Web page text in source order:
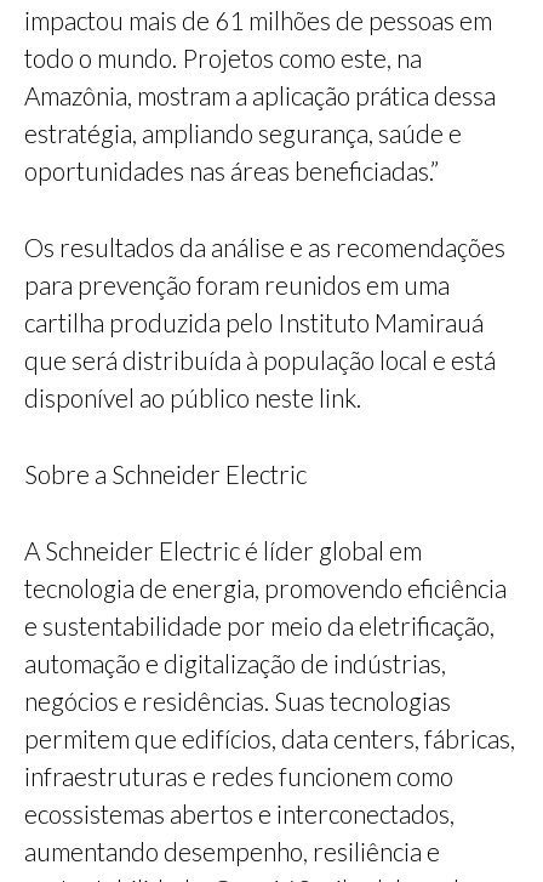
impactou mais de 61 milhões de pessoas em
todo o mundo. Projetos como este, na
Amazônia, mostram a aplicação prática dessa
estratégia, ampliando segurança, saúde e
oportunidades nas áreas beneficiadas.”
Os resultados da análise e as recomendações
para prevenção foram reunidos em uma
cartilha produzida pelo Instituto Mamirauá
que será distribuída à população local e está
disponível ao público neste link.
Sobre a Schneider Electric
A Schneider Electric é líder global em
tecnologia de energia, promovendo eficiência
e sustentabilidade por meio da eletrificação,
automação e digitalização de indústrias,
negócios e residências. Suas tecnologias
permitem que edifícios, data centers, fábricas,
infraestruturas e redes funcionem como
ecossistemas abertos e interconectados,
aumentando desempenho, resiliência e